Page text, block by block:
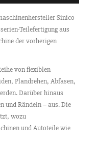
Sinico
Teilefertigung aus
der vorherigen
von flexiblen
Plandrehen, Abfasen,
Darüber hinaus
und Rändeln – aus. Die
wozu
und Autoteile wie